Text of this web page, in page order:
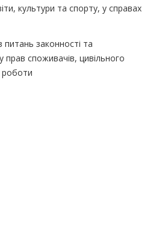
культури та спорту, у справах
питань законності та
прав споживачів, цивільного
роботи